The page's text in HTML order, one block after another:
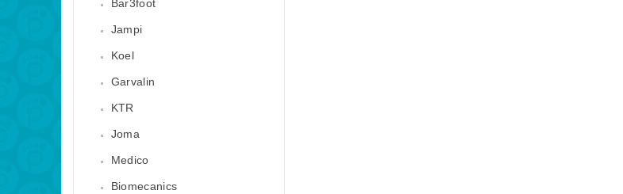
Bar3foot
Jampi
Koel
Garvalin
KTR
Joma
Medico
Biomecanics